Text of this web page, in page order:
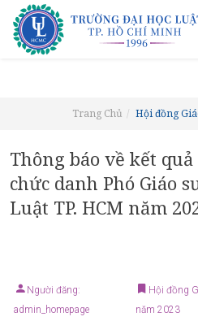
Trang Chủ Hội đồng
Thông báo về kết
chức danh Phó Giáo
Luật TP. HCM năm
Người đăng:
admin_homepage
Hội đồng
năm 2023